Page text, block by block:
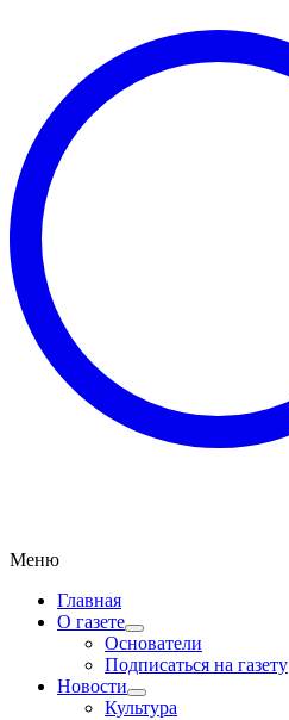
Меню
Главная
О газете
Основатели
Подписаться на газету
Новости
Культура